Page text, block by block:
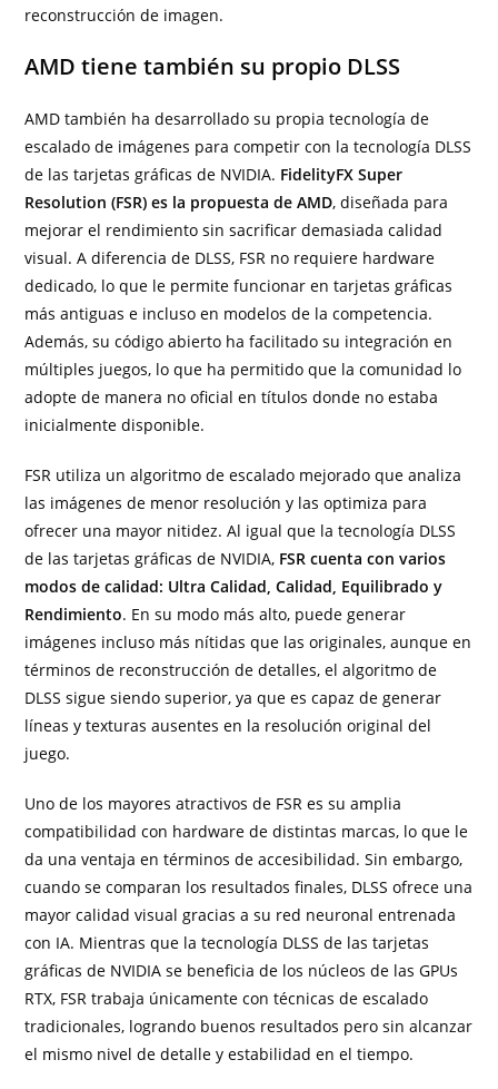
reconstrucción de imagen.
AMD tiene también su propio DLSS
AMD también ha desarrollado su propia tecnología de
escalado de imágenes para competir con la tecnología DLSS
de las tarjetas gráficas de NVIDIA. FidelityFX Super
Resolution (FSR) es la propuesta de AMD, diseñada para
mejorar el rendimiento sin sacrificar demasiada calidad
visual. A diferencia de DLSS, FSR no requiere hardware
dedicado, lo que le permite funcionar en tarjetas gráficas
más antiguas e incluso en modelos de la competencia.
Además, su código abierto ha facilitado su integración en
múltiples juegos, lo que ha permitido que la comunidad lo
adopte de manera no oficial en títulos donde no estaba
inicialmente disponible.
FSR utiliza un algoritmo de escalado mejorado que analiza
las imágenes de menor resolución y las optimiza para
ofrecer una mayor nitidez. Al igual que la tecnología DLSS
de las tarjetas gráficas de NVIDIA, FSR cuenta con varios
modos de calidad: Ultra Calidad, Calidad, Equilibrado y
Rendimiento. En su modo más alto, puede generar
imágenes incluso más nítidas que las originales, aunque en
términos de reconstrucción de detalles, el algoritmo de
DLSS sigue siendo superior, ya que es capaz de generar
líneas y texturas ausentes en la resolución original del
juego.
Uno de los mayores atractivos de FSR es su amplia
compatibilidad con hardware de distintas marcas, lo que le
da una ventaja en términos de accesibilidad. Sin embargo,
cuando se comparan los resultados finales, DLSS ofrece una
mayor calidad visual gracias a su red neuronal entrenada
con IA. Mientras que la tecnología DLSS de las tarjetas
gráficas de NVIDIA se beneficia de los núcleos de las GPUs
RTX, FSR trabaja únicamente con técnicas de escalado
tradicionales, logrando buenos resultados pero sin alcanzar
el mismo nivel de detalle y estabilidad en el tiempo.